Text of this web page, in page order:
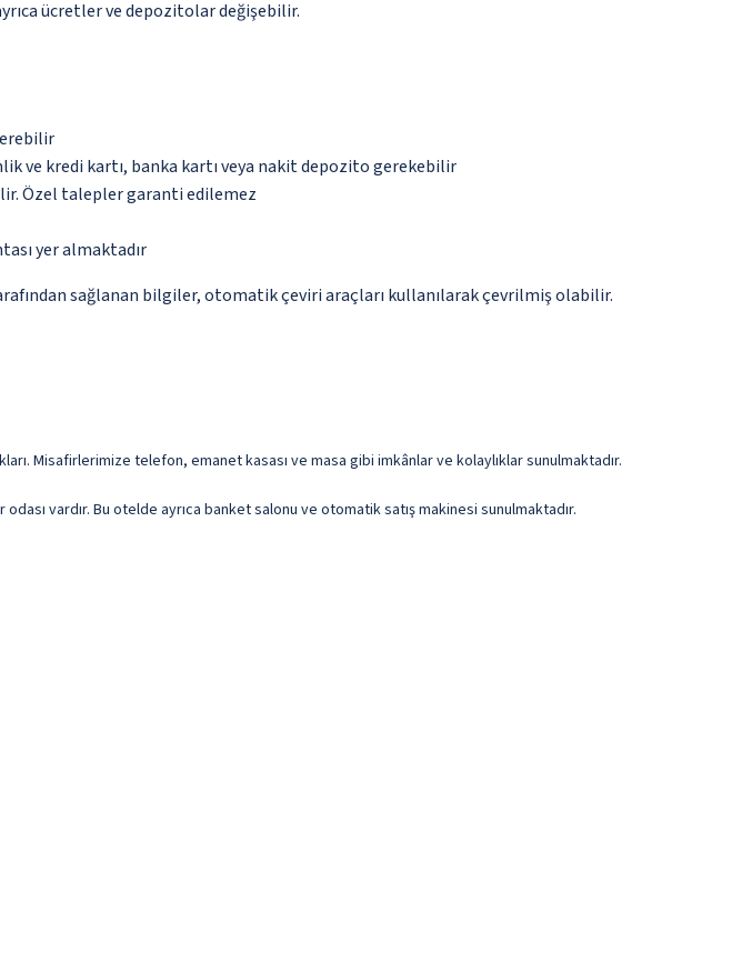
ücretler ve depozitolar değişebilir.
ve kredi kartı, banka kartı veya nakit depozito gerekebilir
Özel talepler garanti edilemez
yer almaktadır
sağlanan bilgiler, otomatik çeviri araçları kullanılarak çevrilmiş olabilir.
Misafirlerimize telefon, emanet kasası ve masa gibi imkânlar ve kolaylıklar sunulmaktadır.
vardır. Bu otelde ayrıca banket salonu ve otomatik satış makinesi sunulmaktadır.